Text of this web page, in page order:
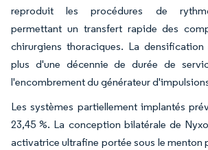
reproduit les procédures de
permettant un transfert rapide des
chirurgiens thoraciques. La
plus d'une décennie de durée de
l'encombrement du générateur
Les systèmes partiellement implantés
23,45 %. La conception bilatérale de
activatrice ultrafine portée sous le menton